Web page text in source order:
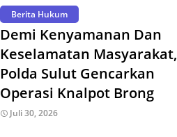
Berita Hukum
Demi Kenyamanan Dan
Keselamatan Masyarakat,
Polda Sulut Gencarkan
Operasi Knalpot Brong
Juli 30, 2026